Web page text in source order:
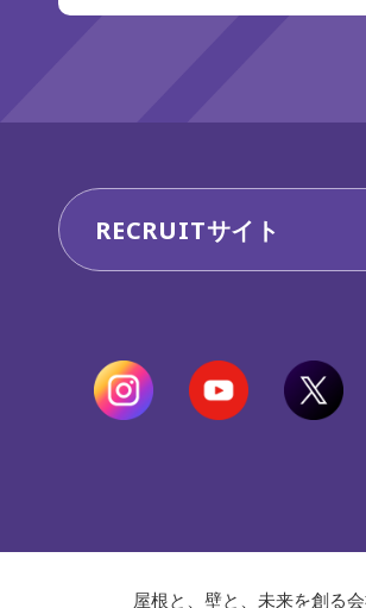
RECRUITサイト
屋根と、壁と、未来を創る会